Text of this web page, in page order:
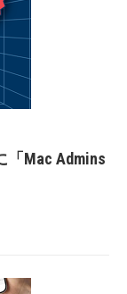
「Mac Admins